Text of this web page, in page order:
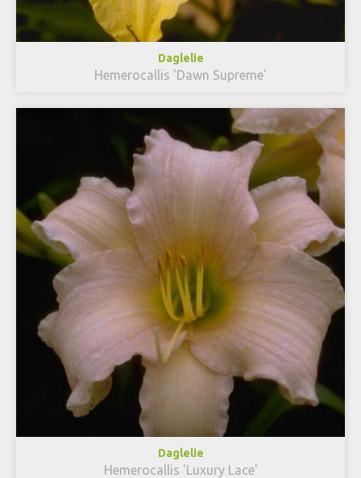
Daglelie
Hemerocallis 'Dawn Supreme'
Daglelie
Hemerocallis 'Luxury Lace'